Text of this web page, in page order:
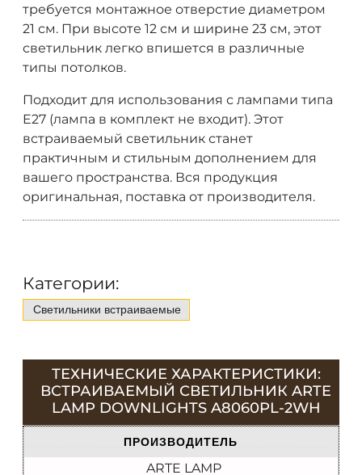
требуется монтажное отверстие диаметром
21 см. При высоте 12 см и ширине 23 см, этот
светильник легко впишется в различные
типы потолков.
Подходит для использования с лампами типа
E27 (лампа в комплект не входит). Этот
встраиваемый светильник станет
практичным и стильным дополнением для
вашего пространства. Вся продукция
оригинальная, поставка от производителя.
Категории:
Светильники встраиваемые
ТЕХНИЧЕСКИЕ ХАРАКТЕРИСТИКИ:
ВСТРАИВАЕМЫЙ СВЕТИЛЬНИК ARTE
LAMP DOWNLIGHTS A8060PL-2WH
ПРОИЗВОДИТЕЛЬ
ARTE LAMP